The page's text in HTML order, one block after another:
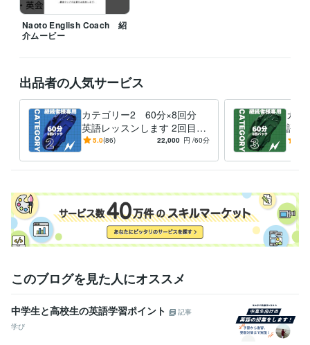
語学力
英語 ネイティブレベル
Naoto English Coach 紹
介ムービー
出品者の人気サービス
カテゴリー2 60分×8回分
英語レッスンします 2回目以
降の方で月単位の継続購入を
5.0(86) 22,000 円 /60分
カ
語レ
の英
このブログを見た人にオススメ
中学生と高校生の英語学習ポイント
記事
学び